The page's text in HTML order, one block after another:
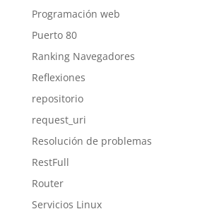
Programación web
Puerto 80
Ranking Navegadores
Reflexiones
repositorio
request_uri
Resolución de problemas
RestFull
Router
Servicios Linux